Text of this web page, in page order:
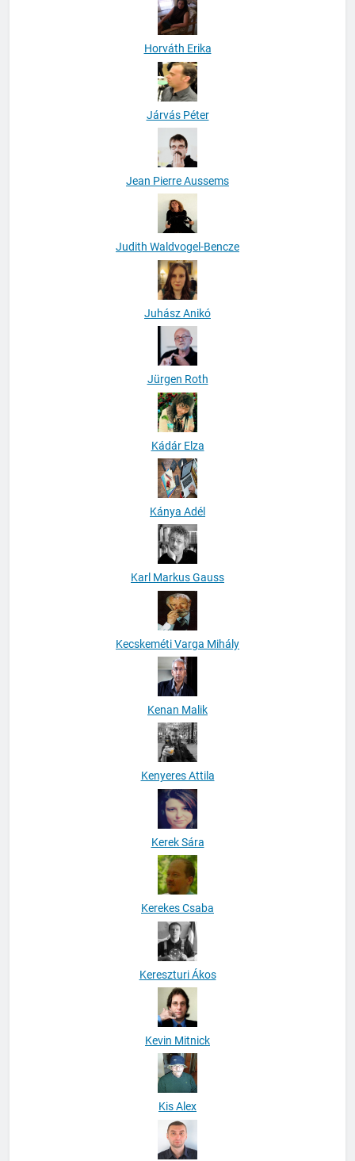
Horváth Erika
Járvás Péter
Jean Pierre Aussems
Judith Waldvogel-Bencze
Juhász Anikó
Jürgen Roth
Kádár Elza
Kánya Adél
Karl Markus Gauss
Kecskeméti Varga Mihály
Kenan Malik
Kenyeres Attila
Kerek Sára
Kerekes Csaba
Kereszturi Ákos
Kevin Mitnick
Kis Alex